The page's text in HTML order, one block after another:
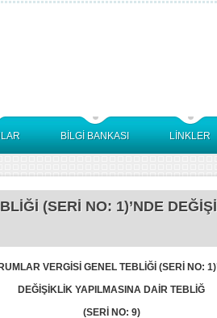
BİLGİ BANKASI LİNKLER
(SERİ NO: 1)’NDE
VERGİSİ GENEL TEBLİĞİ (SERİ NO:
DEĞİŞİKLİK YAPILMASINA DAİR TEBLİĞ
(SERİ NO: 9)